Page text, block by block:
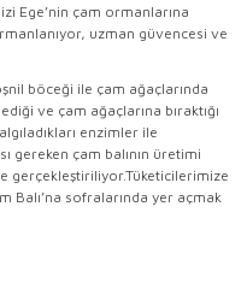
Ege’nin çam ormanlarına
uzman güvencesi ve
böceği ile çam ağaçlarında
ve çam ağaçlarına bıraktığı
enzimler ile
gereken çam balının üretimi
gerçekleştiriliyor.Tüketicilerimize
Balı’na sofralarında yer açmak